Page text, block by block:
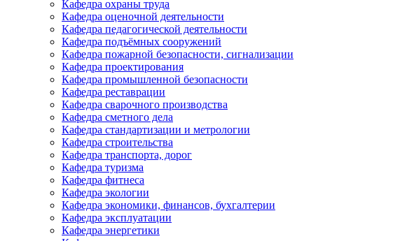
Кафедра охраны труда
Кафедра оценочной деятельности
Кафедра педагогической деятельности
Кафедра подъёмных сооружений
Кафедра пожарной безопасности, сигнализации
Кафедра проектирования
Кафедра промышленной безопасности
Кафедра реставрации
Кафедра сварочного производства
Кафедра сметного дела
Кафедра стандартизации и метрологии
Кафедра строительства
Кафедра транспорта, дорог
Кафедра туризма
Кафедра фитнеса
Кафедра экологии
Кафедра экономики, финансов, бухгалтерии
Кафедра эксплуатации
Кафедра энергетики